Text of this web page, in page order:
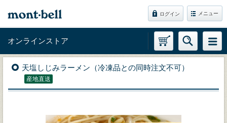
ログイン メニュー
オンラインストア
天塩しじみラーメン（冷凍品との同時注文不可）
産地直送